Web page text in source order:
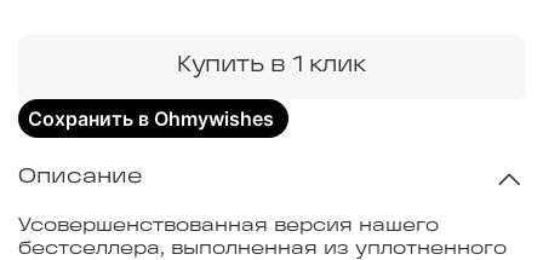
Купить в 1 клик
Сохранить в Ohmywishes
Описание
Усовершенствованная версия нашего
бестселлера, выполненная из уплотненного